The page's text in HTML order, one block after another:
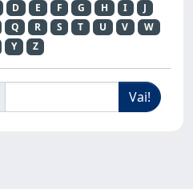
D E F G H I
J
Q R S T U V
W
Y Z